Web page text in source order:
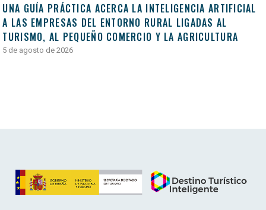
UNA GUÍA PRÁCTICA ACERCA LA INTELIGENCIA ARTIFICIAL
A LAS EMPRESAS DEL ENTORNO RURAL LIGADAS AL
TURISMO, AL PEQUEÑO COMERCIO Y LA AGRICULTURA
5 de agosto de 2026